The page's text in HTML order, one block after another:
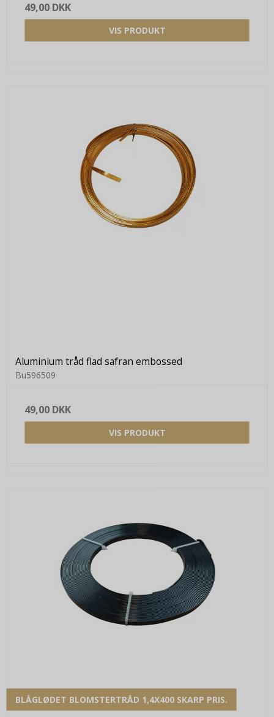
49,00 DKK
VIS PRODUKT
Aluminium tråd flad safran embossed
Bu596509
49,00 DKK
VIS PRODUKT
BLÅGLØDET BLOMSTERTRÅD 1,4X400 SKARP PRIS.